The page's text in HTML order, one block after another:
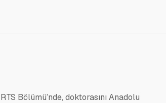
Bölümü’nde, doktorasını Anadolu